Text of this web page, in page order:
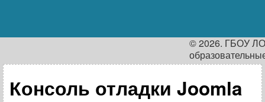
© 2026. ГБОУ ЛО
Консоль отладки Joomla